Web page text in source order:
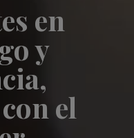
en
y
el